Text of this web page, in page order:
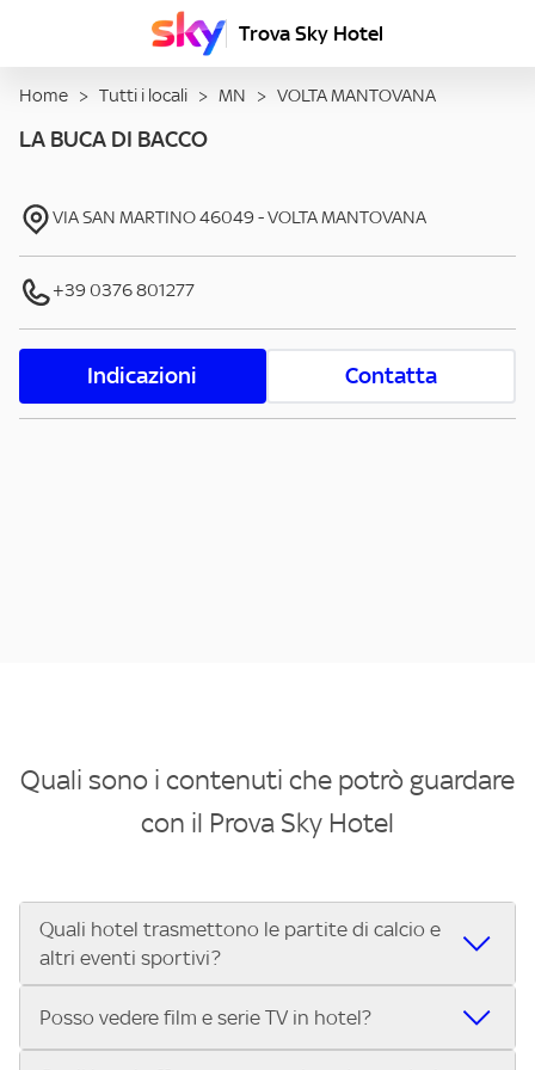
Trova Sky Hotel
Home > Tutti i locali > MN > VOLTA MANTOVANA
LA BUCA DI BACCO
VIA SAN MARTINO46049 -VOLTA MANTOVANA
+39 0376 801277
Indicazioni Contatta
Quali sono i contenuti che potrò guardare
con il Prova Sky Hotel
Quali hotel trasmettono le partite di calcio e
altri eventi sportivi?
Se cerchi un hotel dove poter vedere le partite di Serie A,
Posso vedere film e serie TV in hotel?